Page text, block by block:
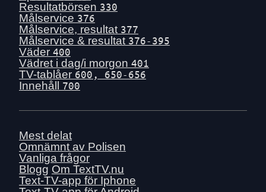
Resultatbörsen 330
Målservice 376
Målservice, resultat 377
Målservice & resultat 376-395
Väder 400
Vädret i dag/i morgon 401
TV-tablåer 600, 650-656
Innehåll 700
Mest delat
Omnämnt av Polisen
Vanliga frågor
Blogg Om TextTV.nu
Text-TV-app för Iphone